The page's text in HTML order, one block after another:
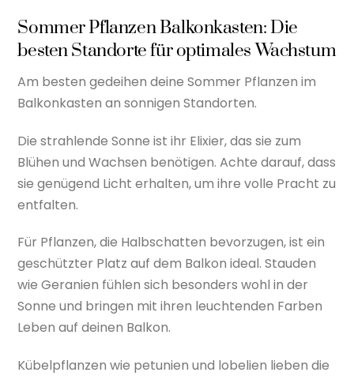
Sommer Pflanzen Balkonkasten: Die
besten Standorte für optimales Wachstum
Am besten gedeihen deine Sommer Pflanzen im
Balkonkasten an sonnigen Standorten.
Die strahlende Sonne ist ihr Elixier, das sie zum
Blühen und Wachsen benötigen. Achte darauf, dass
sie genügend Licht erhalten, um ihre volle Pracht zu
entfalten.
Für Pflanzen, die Halbschatten bevorzugen, ist ein
geschützter Platz auf dem Balkon ideal. Stauden
wie Geranien fühlen sich besonders wohl in der
Sonne und bringen mit ihren leuchtenden Farben
Leben auf deinen Balkon.
Kübelpflanzen wie petunien und lobelien lieben die